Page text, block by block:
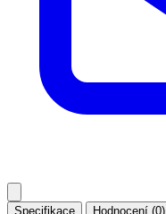
Specifikace Hodnocení (0)